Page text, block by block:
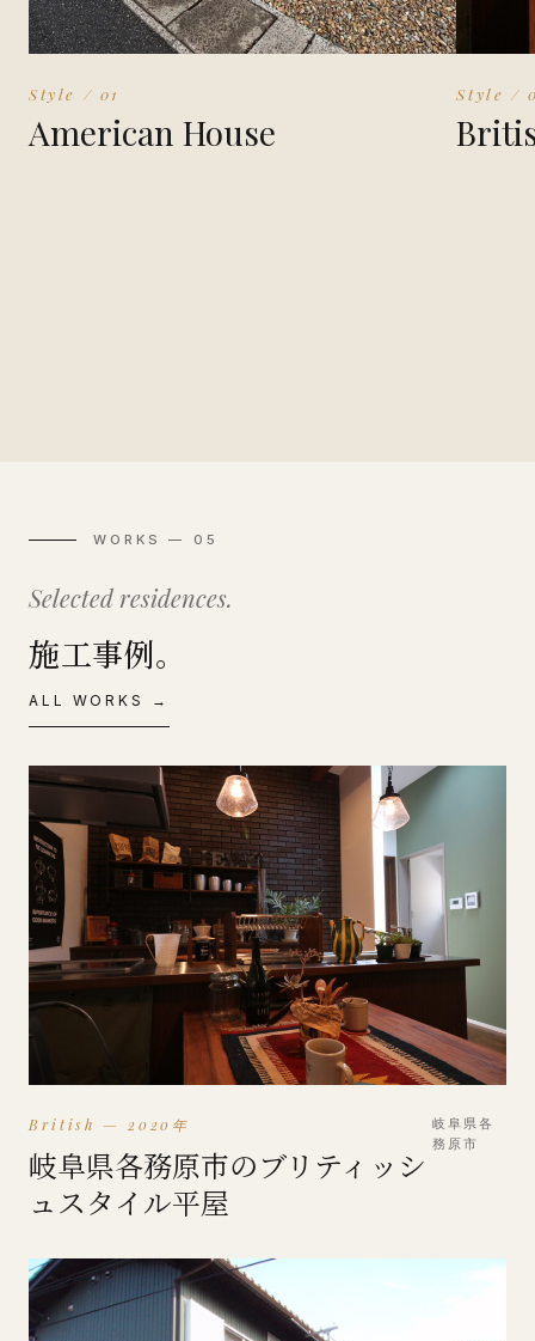
Style / 01
American House
Style /
WORKS — 05
Selected residences.
施工事例。
ALL WORKS →
British — 2020年
岐阜県各務原市のブリティッシ
ュスタイル平屋
岐阜県各
務原市